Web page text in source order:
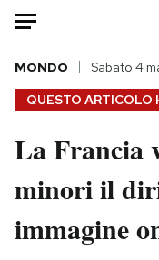
HOME
Italia
Politica
Tecnologia
QUESTO ARTICOLO
MONDO Sabato 4
La Francia
minori il
immagine